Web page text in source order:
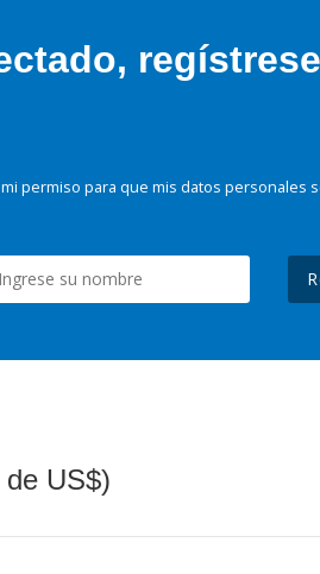
permiso para que mis datos personales
US$)